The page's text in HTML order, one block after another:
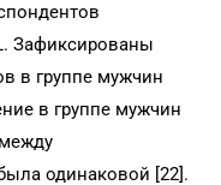
Зафиксированы
в группе мужчин
в группе мужчин
одинаковой [22].